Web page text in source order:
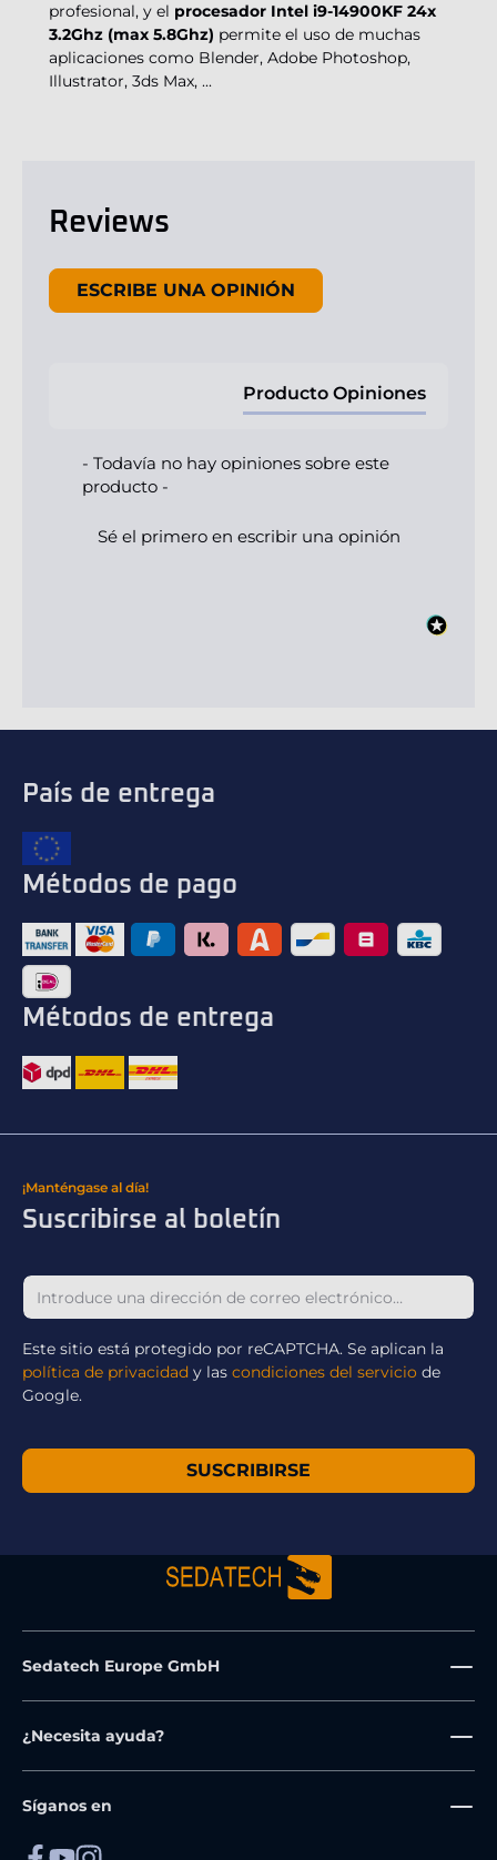
profesional, y el procesador Intel i9-14900KF 24x
3.2Ghz (max 5.8Ghz) permite el uso de muchas
aplicaciones como Blender, Adobe Photoshop,
Illustrator, 3ds Max, ...
Reviews
ESCRIBE UNA OPINIÓN
Producto Opiniones
- Todavía no hay opiniones sobre este
producto -
Sé el primero en escribir una opinión
New content loaded
País de entrega
Métodos de pago
Métodos de entrega
¡Manténgase al día!
Suscribirse al boletín
SUSCRIBIRSE
Este sitio está protegido por reCAPTCHA. Se aplican la
política de privacidad y las condiciones del servicio de
Google.
Sedatech Europe GmbH
¿Necesita ayuda?
Síganos en